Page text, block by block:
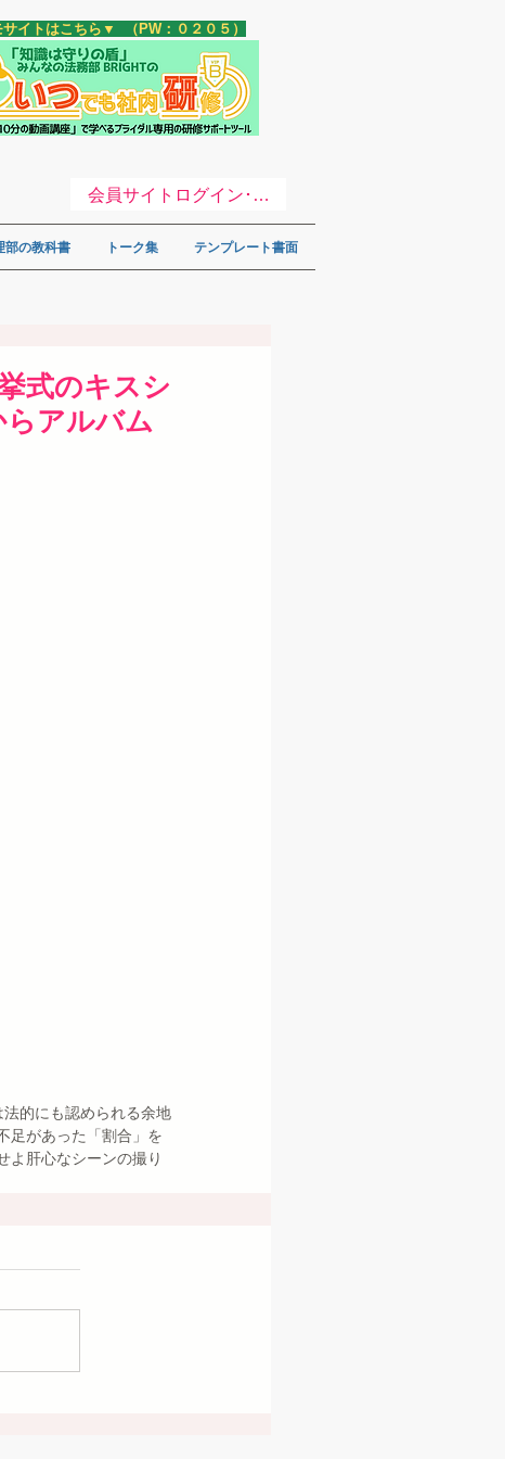
イトはこちら▼ （PW：０２０５）
部の教科書 トーク集 テンプレート書面
式のキスシ
アルバム
的にも認められる余地
足があった「割合」を
よ肝心なシーンの撮り